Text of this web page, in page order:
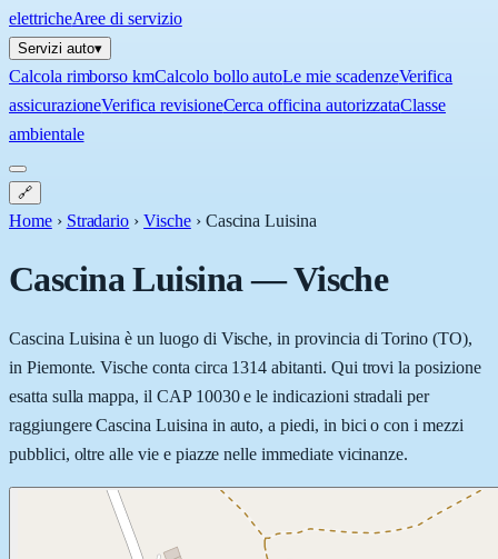
elettricheAree di servizio
Servizi auto▾
Calcola rimborso kmCalcolo bollo autoLe mie scadenzeVerifica
assicurazioneVerifica revisioneCerca officina autorizzataClasse
ambientale
🔗
Home › Stradario › Vische › Cascina Luisina
Cascina Luisina—Vische
Cascina Luisina è un luogo di Vische, in provincia di Torino (TO),
in Piemonte. Vische conta circa 1314 abitanti. Qui trovi la posizione
esatta sulla mappa, il CAP 10030 e le indicazioni stradali per
raggiungere Cascina Luisina in auto, a piedi, in bici o con i mezzi
pubblici, oltre alle vie e piazze nelle immediate vicinanze.